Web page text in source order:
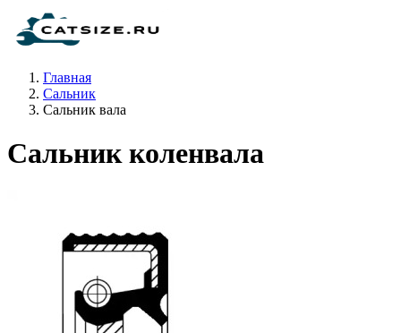
Главная
Сальник
Сальник вала
Сальник коленвала